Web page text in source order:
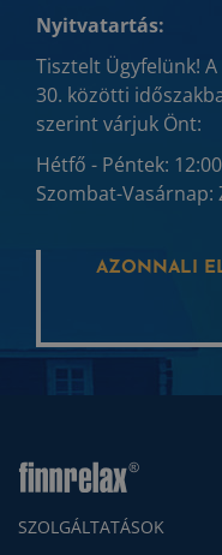
Nyitvatartás:
Tisztelt Ügyfelünk!
30. közötti
szerint várjuk Önt:
Hétfő - Péntek:
Szombat-Vasárnap:
AZONNALI
SZOLGÁLTATÁSOK